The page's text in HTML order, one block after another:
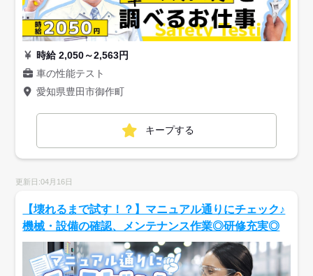
時給 2,050～2,563円
車の性能テスト
愛知県豊田市御作町
キープする
更新日:04月16日
【壊れるまで試す！？】マニュアル通りにチェック♪
機械・設備の確認、メンテナンス作業◎研修充実◎